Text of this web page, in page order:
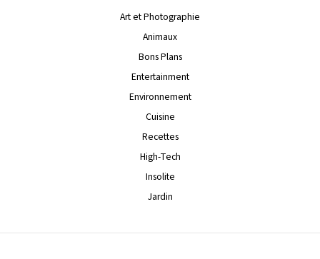
Art et Photographie
Animaux
Bons Plans
Entertainment
Environnement
Cuisine
Recettes
High-Tech
Insolite
Jardin